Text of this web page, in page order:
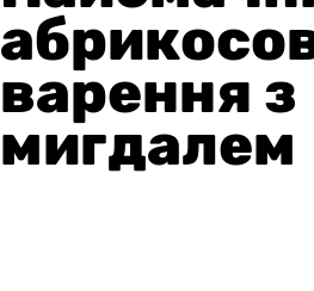
варення з
мигдалем